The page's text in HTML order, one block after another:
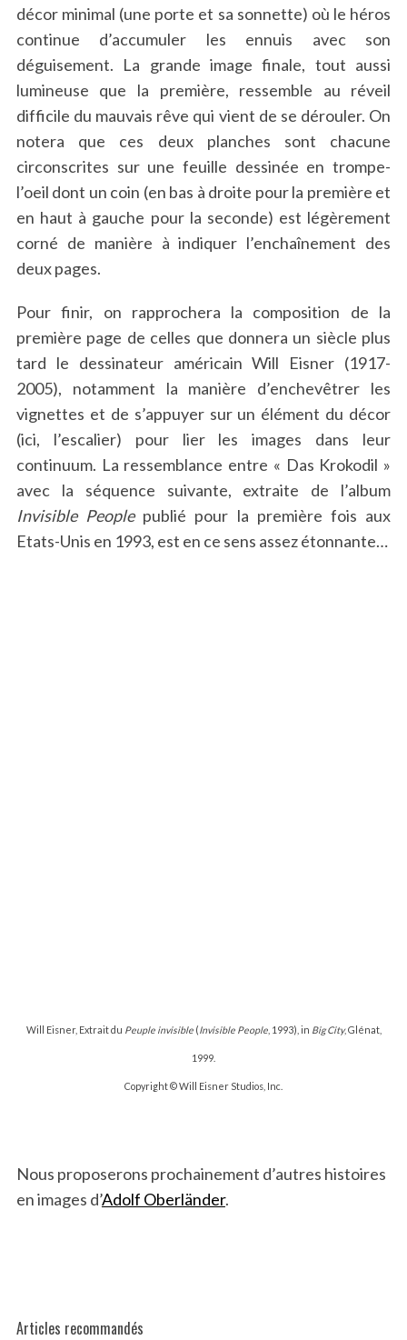
décor minimal (une porte et sa sonnette) où le héros
continue d’accumuler les ennuis avec son
déguisement. La grande image finale, tout aussi
lumineuse que la première, ressemble au réveil
difficile du mauvais rêve qui vient de se dérouler. On
notera que ces deux planches sont chacune
circonscrites sur une feuille dessinée en trompe-
l’oeil dont un coin (en bas à droite pour la première et
en haut à gauche pour la seconde) est légèrement
corné de manière à indiquer l’enchaînement des
deux pages.
Pour finir, on rapprochera la composition de la
première page de celles que donnera un siècle plus
tard le dessinateur américain Will Eisner (1917-
2005), notamment la manière d’enchevêtrer les
vignettes et de s’appuyer sur un élément du décor
(ici, l’escalier) pour lier les images dans leur
continuum. La ressemblance entre « Das Krokodil »
avec la séquence suivante, extraite de l’album
Invisible Peoplepublié pour la première fois aux
Etats-Unis en 1993, est en ce sens assez étonnante…
Will Eisner, Extrait du Peuple invisible(Invisible People, 1993), in Big City, Glénat,
1999.
Copyright © Will Eisner Studios, Inc.
Nous proposerons prochainement d’autres histoires
en images d’Adolf Oberländer.
Articles recommandés